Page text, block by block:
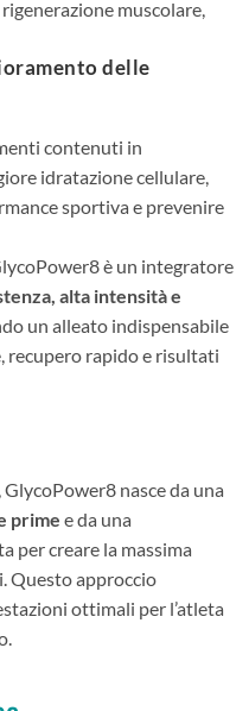
muscolare,
delle
contenuti in
idratazione cellulare,
sportiva e prevenire
è un integratore
alta intensità e
un alleato indispensabile
recupero rapido e risultati
nasce da una
prime e da una
per creare la massima
Questo approccio
ottimali per l’atleta